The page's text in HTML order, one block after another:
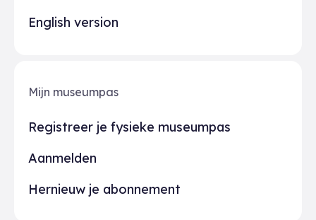
English version
Mijn museumpas
Registreer je fysieke museumpas
Aanmelden
Hernieuw je abonnement